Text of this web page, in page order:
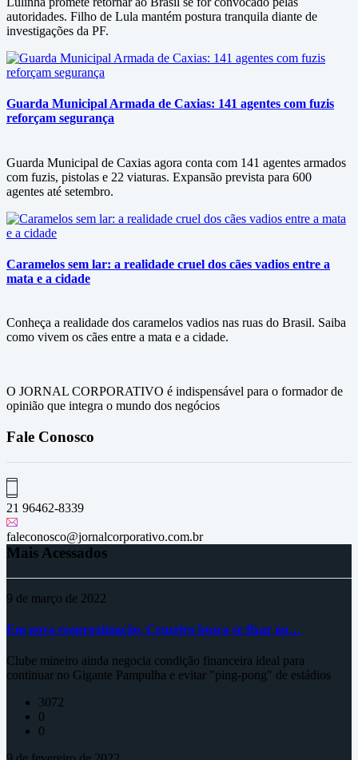
autoridades. Filho de Lula mantém postura tranquila diante de
investigações da PF.
Guarda Municipal Armada de Caxias: 141 agentes com fuzis
reforçam segurança
Guarda Municipal de Caxias agora conta com 141 agentes armados
com fuzis, pistolas e 22 viaturas. Expansão prevista para 600
agentes até setembro.
Caramelos sem lar: a realidade cruel dos cães vadios entre a
mata e a cidade
Conheça a realidade dos caramelos vadios nas ruas do Brasil. Saiba
como vivem os cães entre a mata e a cidade.
O JORNAL CORPORATIVO é indispensável para o formador de
opinião que integra o mundo dos negócios
Fale Conosco
21 96462-8339
faleconosco@jornalcorporativo.com.br
Mais Acessados
9 de março de 2022
Em nova reaproximação, Cruzeiro busca se fixar no…
Clube mineiro ainda negocia condição financeira ideal para
continuar no Gigante Pampulha e evitar "ping-pong" de estádios
3072
0
0